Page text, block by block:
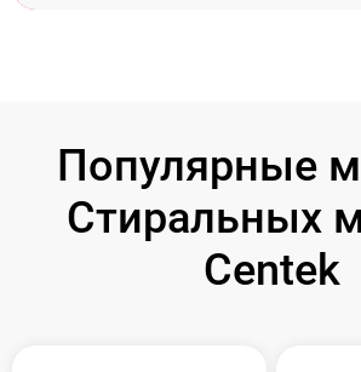
Популярные
Стиральных
Centek